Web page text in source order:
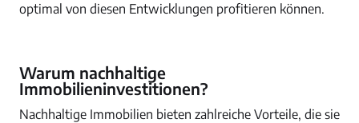
optimal von diesen Entwicklungen profitieren können.
Warum nachhaltige
Immobilieninvestitionen?
Nachhaltige Immobilien bieten zahlreiche Vorteile, die sie